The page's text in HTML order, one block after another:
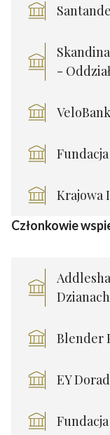
-
Krajowa
Członkowie
Blender
EY